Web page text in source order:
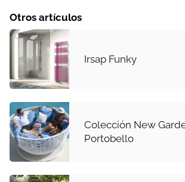
Otros artículos
Irsap Funky
Colección New
Portobello